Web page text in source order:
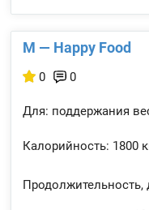
M — Happy Food
0 0
Для: поддержания
Калорийность: 1800
Продолжительность,